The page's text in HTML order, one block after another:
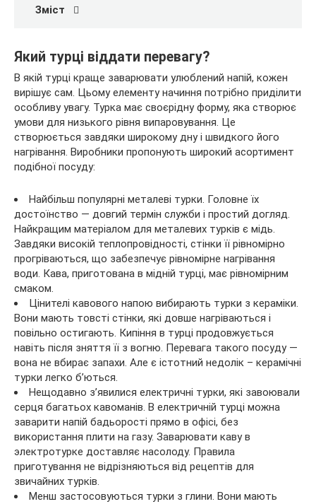
Зміст
Який турці віддати перевагу?
В якій турці краще заварювати улюблений напій, кожен
вирішує сам. Цьому елементу начиння потрібно приділити
особливу увагу. Турка має своєрідну форму, яка створює
умови для низького рівня випаровування. Це
створюється завдяки широкому дну і швидкого його
нагрівання. Виробники пропонують широкий асортимент
подібної посуду:
Найбільш популярні металеві турки. Головне їх
достоїнство — довгий термін служби і простий догляд.
Найкращим матеріалом для металевих турків є мідь.
Завдяки високій теплопровідності, стінки її рівномірно
прогріваються, що забезпечує рівномірне нагрівання
води. Кава, приготована в мідній турці, має рівномірним
смаком.
Цінителі кавового напою вибирають турки з кераміки.
Вони мають товсті стінки, які довше нагріваються і
повільно остигають. Кипіння в турці продовжується
навіть після зняття її з вогню. Перевага такого посуду —
вона не вбирає запахи. Але є істотний недолік – керамічні
турки легко б’ються.
Нещодавно з’явилися електричні турки, які завоювали
серця багатьох кавоманів. В електричній турці можна
заварити напій бадьорості прямо в офісі, без
використання плити на газу. Заварювати каву в
электротурке доставляє насолоду. Правила
приготування не відрізняються від рецептів для
звичайних турків.
Менш застосовуються турки з глини. Вони мають